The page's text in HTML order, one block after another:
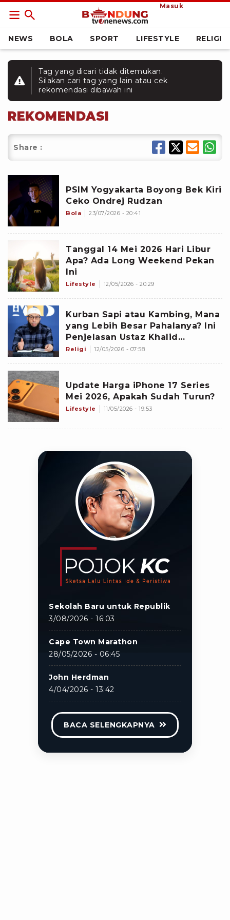
Masuk
NEWS BOLA SPORT LIFESTYLE RELIGI
Tag yang dicari tidak ditemukan.
Silakan cari tag yang lain atau cek
rekomendasi dibawah ini
REKOMENDASI
Share :
PSIM Yogyakarta Boyong Bek Kiri
Ceko Ondrej Rudzan
Bola 23/07/2026 - 20:41
Tanggal 14 Mei 2026 Hari Libur
Apa? Ada Long Weekend Pekan
Ini
Lifestyle 12/05/2026 - 20:29
Kurban Sapi atau Kambing, Mana
yang Lebih Besar Pahalanya? Ini
Penjelasan Ustaz Khalid
Basalamah
Religi 12/05/2026 - 07:58
Update Harga iPhone 17 Series
Mei 2026, Apakah Sudah Turun?
Lifestyle 11/05/2026 - 19:53
Sekolah Baru untuk Republik
3/08/2026 - 16:03
Cape Town Marathon
28/05/2026 - 06:45
John Herdman
4/04/2026 - 13:42
BACA SELENGKAPNYA